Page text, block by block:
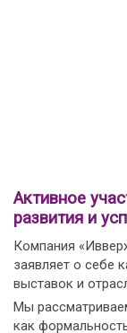
Активное
развития и
Компания
заявляет о себе
выставок и
Мы
как